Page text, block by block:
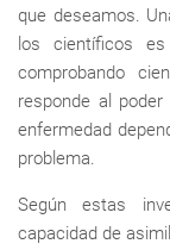
que deseamos.
los científicos
comprobando
responde al
enfermedad
problema.
Según estas
capacidad de